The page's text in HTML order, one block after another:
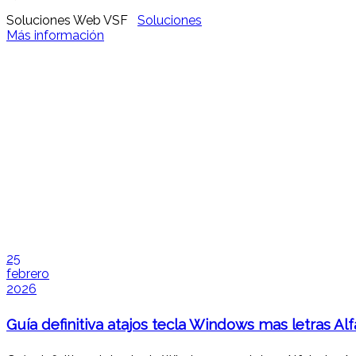
Soluciones Web VSF
Soluciones
Más información
25
febrero
2026
Guía definitiva atajos tecla Windows mas letras